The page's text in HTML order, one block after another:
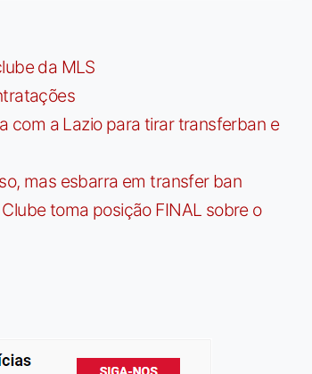
da MLS
com a Lazio para tirar transferban e
mas esbarra em transfer ban
toma posição FINAL sobre o